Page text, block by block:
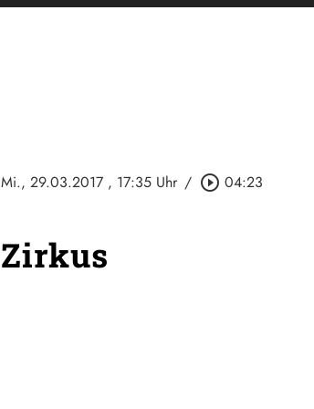
Mi., 29.03.2017 , 17:35 Uhr / play_circle_outline 04:23
Zirkus